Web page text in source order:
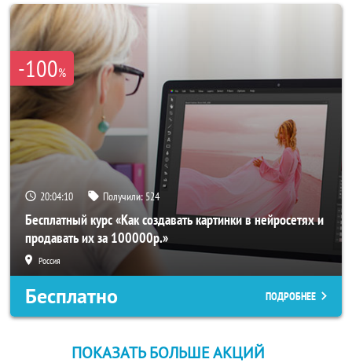
-100%
20:04:10 Получили: 524
Бесплатный курс «Как создавать картинки в нейросетях и
продавать их за 100000р.»
Россия
Бесплатно ПОДРОБНЕЕ
ПОКАЗАТЬ БОЛЬШЕ АКЦИЙ